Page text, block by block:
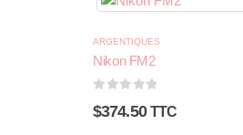
ARGENTIQUES
Nikon FM2
$374.50 TTC